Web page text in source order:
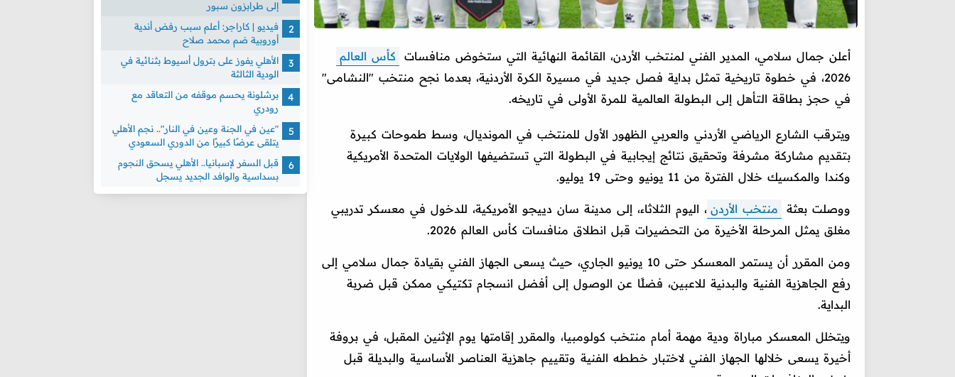
أعلن جمال سلامي، المدير الفني لمنتخب الأردن، القائمة النهائية التي ستخوض منافسات
كأس العالم
2026، في خطوة تاريخية تمثل بداية فصل جديد في مسيرة الكرة الأردنية، بعدما نجح منتخب "النشامى"
في حجز بطاقة التأهل إلى البطولة العالمية للمرة الأولى في تاريخه.
ويترقب الشارع الرياضي الأردني والعربي الظهور الأول للمنتخب في المونديال، وسط طموحات كبيرة
بتقديم مشاركة مشرفة وتحقيق نتائج إيجابية في البطولة التي تستضيفها الولايات المتحدة الأمريكية
وكندا والمكسيك خلال الفترة من 11 يونيو وحتى 19 يوليو.
ووصلت بعثة منتخب الأردن ، اليوم الثلاثاء، إلى مدينة سان دييجو الأمريكية، للدخول في معسكر تدريبي
مغلق يمثل المرحلة الأخيرة من التحضيرات قبل انطلاق منافسات كأس العالم 2026.
ومن المقرر أن يستمر المعسكر حتى 10 يونيو الجاري، حيث يسعى الجهاز الفني بقيادة جمال سلامي إلى
رفع الجاهزية الفنية والبدنية للاعبين، فضلًا عن الوصول إلى أفضل انسجام تكتيكي ممكن قبل ضربة
البداية.
ويتخلل المعسكر مباراة ودية مهمة أمام منتخب كولومبيا، والمقرر إقامتها يوم الإثنين المقبل، في بروفة
أخيرة يسعى خلالها الجهاز الفني لاختبار خططه الفنية وتقييم جاهزية العناصر الأساسية والبديلة قبل
إلى طرابزون سبور
فيديو | كاراجر: أعلم سبب رفض أندية
أوروبية ضم محمد صلاح
الأهلي يفوز على بترول أسيوط بثنائية في
الودية الثالثة
برشلونة يحسم موقفه من التعاقد مع
رودري
"عين في الجنة وعين في النار".. نجم الأهلي
يتلقى عرضًا كبيرًا من الدوري السعودي
قبل السفر لإسبانيا.. الأهلي يسحق النجوم
بسداسية والوافد الجديد يسجل